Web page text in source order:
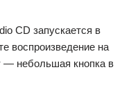
CD запускается в
воспроизведение на
— небольшая кнопка в